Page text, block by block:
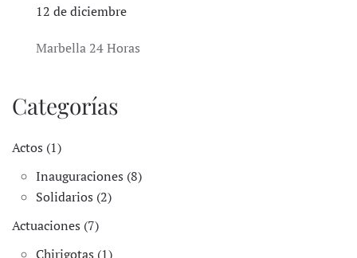
12 de diciembre
Marbella 24 Horas
Categorías
Actos (1)
Inauguraciones (8)
Solidarios (2)
Actuaciones (7)
Chirigotas (1)